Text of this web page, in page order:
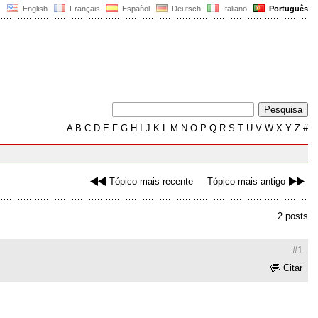
English Français Español Deutsch Italiano Português
AB C D E F G H J K L M N O P Q R S T U V W X Y Z #
Tópico mais recente Tópico mais antigo
2 posts
#1
Citar